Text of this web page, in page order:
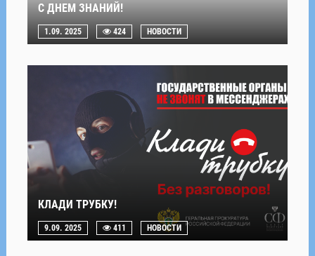
С ДНЕМ ЗНАНИЙ!
1.09. 2025 424 НОВОСТИ
КЛАДИ ТРУБКУ!
9.09. 2025 411 НОВОСТИ